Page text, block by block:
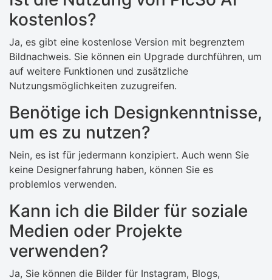
kostenlos?
Ja, es gibt eine kostenlose Version mit begrenztem
Bildnachweis. Sie können ein Upgrade durchführen, um
auf weitere Funktionen und zusätzliche
Nutzungsmöglichkeiten zuzugreifen.
Benötige ich Designkenntnisse,
um es zu nutzen?
Nein, es ist für jedermann konzipiert. Auch wenn Sie
keine Designerfahrung haben, können Sie es
problemlos verwenden.
Kann ich die Bilder für soziale
Medien oder Projekte
verwenden?
Ja, Sie können die Bilder für Instagram, Blogs,